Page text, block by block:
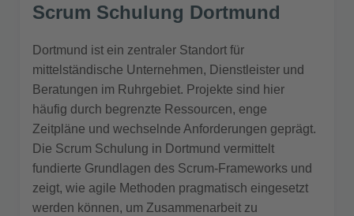
Scrum Schulung Dortmund
Dortmund ist ein zentraler Standort für
mittelständische Unternehmen, Dienstleister und
Beratungen im Ruhrgebiet. Projekte sind hier
häufig durch begrenzte Ressourcen, enge
Zeitpläne und wechselnde Anforderungen geprägt.
Die Scrum Schulung in Dortmund vermittelt
fundierte Grundlagen des Scrum-Frameworks und
zeigt, wie agile Methoden pragmatisch eingesetzt
werden können, um Zusammenarbeit zu